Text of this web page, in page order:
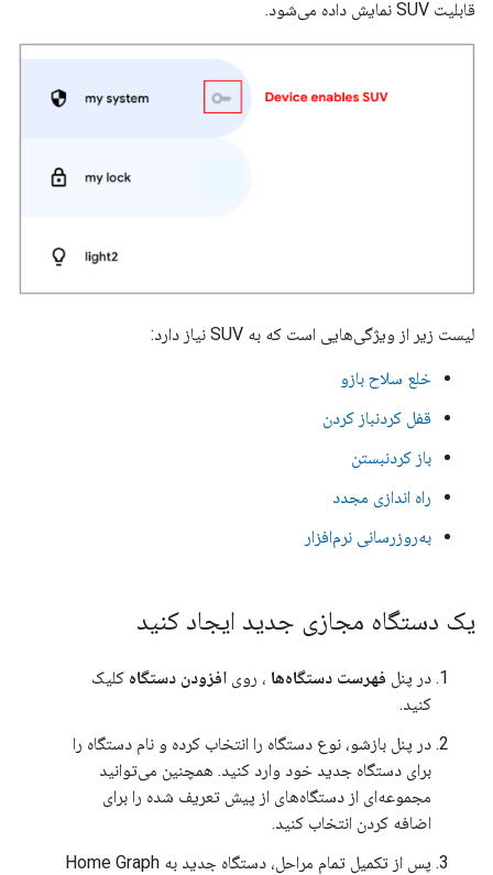
قابلیت SUV نمایش داده می‌شود.
لیست زیر از ویژگی‌هایی است که به SUV نیاز دارد:
خلع سلاح بازو
قفل کردنباز کردن
باز کردنبستن
راه اندازی مجدد
به‌روزرسانی نرم‌افزار
یک دستگاه مجازی جدید ایجاد کنید
در پنل فهرست دستگاه‌ها ، روی افزودن دستگاه کلیک
کنید.
در پنل بازشو، نوع دستگاه را انتخاب کرده و نام دستگاه را
برای دستگاه جدید خود وارد کنید. همچنین می‌توانید
مجموعه‌ای از دستگاه‌های از پیش تعریف شده را برای
اضافه کردن انتخاب کنید.
پس از تکمیل تمام مراحل، دستگاه جدید به Home Graph